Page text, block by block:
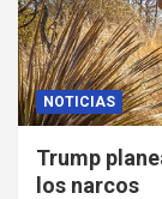
NOTICIAS
Trump
los narcos